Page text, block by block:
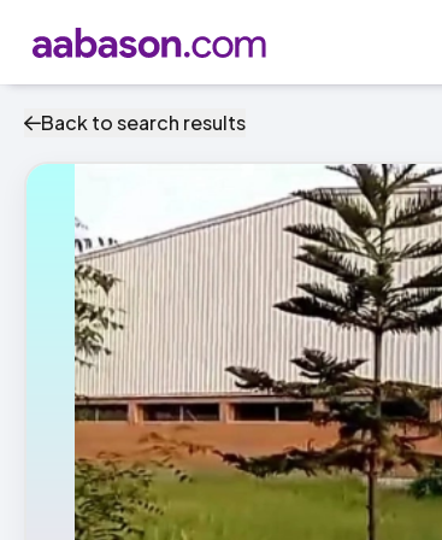
Back to search results